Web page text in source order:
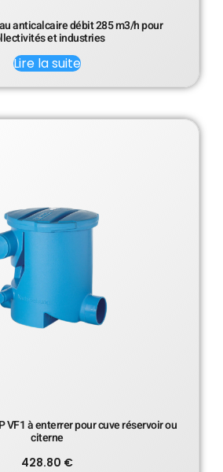
anticalcaire débit 285 m3/h pour
et industries
Lire la suite
VF1 à enterrer pour cuve réservoir ou
citerne
428.80 €